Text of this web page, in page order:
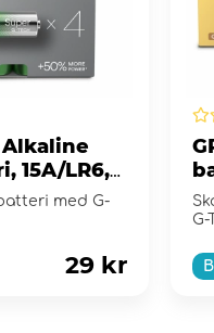
Alkaline
15A/LR6,
med G-
29 kr